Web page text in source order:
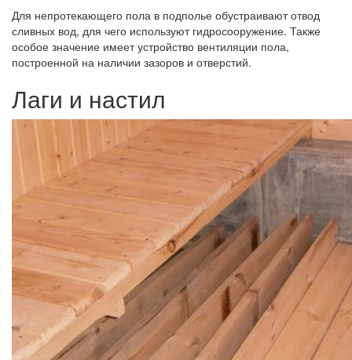
Для непротекающего пола в подполье обустраивают отвод
сливных вод, для чего используют гидросооружение. Также
особое значение имеет устройство вентиляции пола,
построенной на наличии зазоров и отверстий.
Лаги и настил